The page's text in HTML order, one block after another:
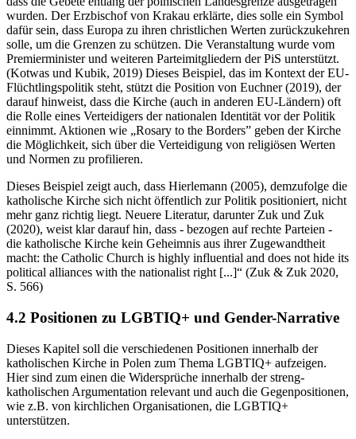
wurden. Der Erzbischof von Krakau erklärte, dies solle ein Symbol
dafür sein, dass Europa zu ihren christlichen Werten zurückzukehren
solle, um die Grenzen zu schützen. Die Veranstaltung wurde vom
Premierminister und weiteren Parteimitgliedern der PiS unterstützt.
(Kotwas und Kubik, 2019) Dieses Beispiel, das im Kontext der EU-
Flüchtlingspolitik steht, stützt die Position von Euchner (2019), der
darauf hinweist, dass die Kirche (auch in anderen EU-Ländern) oft
die Rolle eines Verteidigers der nationalen Identität vor der Politik
einnimmt. Aktionen wie „Rosary to the Borders” geben der Kirche
die Möglichkeit, sich über die Verteidigung von religiösen Werten
und Normen zu profilieren.
Dieses Beispiel zeigt auch, dass Hierlemann (2005), demzufolge die
katholische Kirche sich nicht öffentlich zur Politik positioniert, nicht
mehr ganz richtig liegt. Neuere Literatur, darunter Zuk und Zuk
(2020), weist klar darauf hin, dass - bezogen auf rechte Parteien -
die katholische Kirche kein Geheimnis aus ihrer Zugewandtheit
macht: the Catholic Church is highly influential and does not hide its
political alliances with the nationalist right [...]“ (Zuk & Zuk 2020,
S. 566)
4.2 Positionen zu LGBTIQ+ und Gender-Narrative
Dieses Kapitel soll die verschiedenen Positionen innerhalb der
katholischen Kirche in Polen zum Thema LGBTIQ+ aufzeigen.
Hier sind zum einen die Widersprüche innerhalb der streng-
katholischen Argumentation relevant und auch die Gegenpositionen,
wie z.B. von kirchlichen Organisationen, die LGBTIQ+
unterstützen.